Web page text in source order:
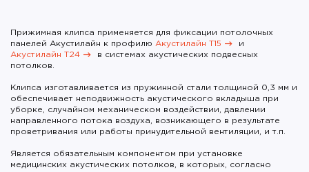
Прижимная клипса применяется для фиксации потолочных
панелей Акустилайн к профилю Акустилайн Т15
и
Акустилайн Т24
в системах акустических подвесных
потолков.
Клипса изготавливается из пружинной стали толщиной 0,3 мм и
обеспечивает неподвижность акустического вкладыша при
уборке, случайном механическом воздействии, давлении
направленного потока воздуха, возникающего в результате
проветривания или работы принудительной вентиляции, и т.п.
Является обязательным компонентом при установке
медицинских акустических потолков, в которых, согласно